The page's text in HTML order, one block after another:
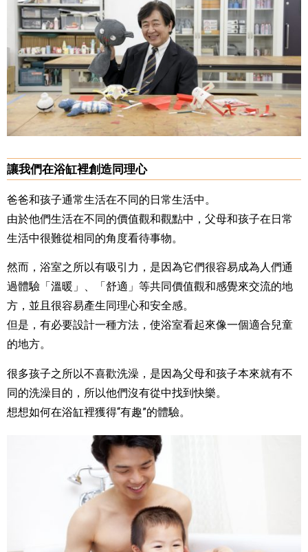
讓我們在浴缸裡創造同理心
爸爸和孩子通常生活在不同的日常生活中。
由於他們生活在不同的價值觀和觀點中，父母和孩子在日常
生活中很難從相同的角度看待事物。
然而，浴室之所以有吸引力，是因為它們很容易成為人們通
過體驗「溫暖」、「舒適」等共同價值觀和感覺來交流的地
方，並且很容易產生同理心和安全感。
但是，有必要設計一種方法，使浴室看起來像一個適合兒童
的地方。
很多孩子之所以不喜歡洗澡，是因為父母和孩子本來就有不
同的洗澡目的，所以他們沒有從中找到快樂。
想想如何在浴缸裡獲得“有趣”的體驗。